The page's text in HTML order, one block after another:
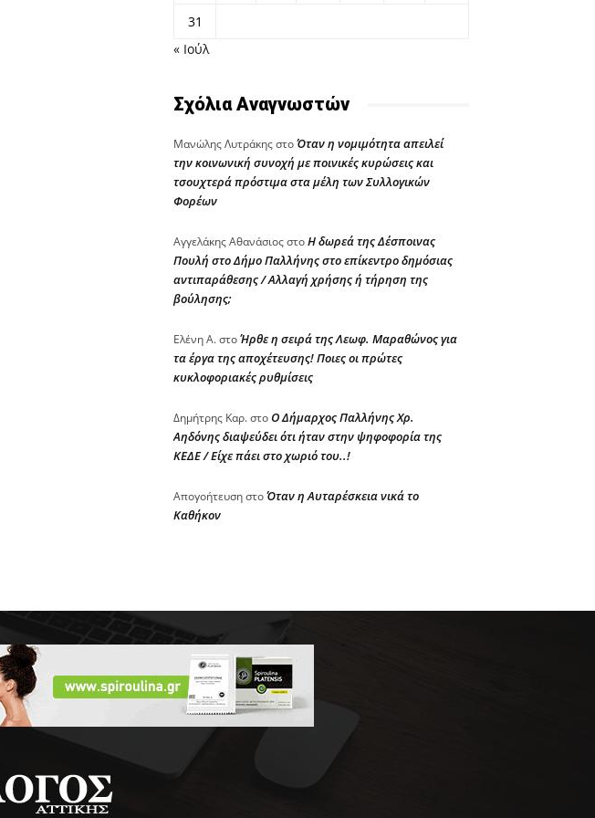
31
« Ιούλ
Σχόλια Αναγνωστών
Μανώλης ΛυτράκηςστοΌταν η νομιμότητα απειλεί
την κοινωνική συνοχή με ποινικές κυρώσεις και
τσουχτερά πρόστιμα στα μέλη των Συλλογικών
Φορέων
Αγγελάκης ΑθανάσιοςστοΗ δωρεά της Δέσποινας
Πουλή στο Δήμο Παλλήνης στο επίκεντρο δημόσιας
αντιπαράθεσης / Αλλαγή χρήσης ή τήρηση της
βούλησης;
Ελένη Α.στοΉρθε η σειρά της Λεωφ. Μαραθώνος για
τα έργα της αποχέτευσης! Ποιες οι πρώτες
κυκλοφοριακές ρυθμίσεις
Δημήτρης Καρ.στοΟ Δήμαρχος Παλλήνης Χρ.
Αηδόνης διαψεύδει ότι ήταν στην ψηφοφορία της
ΚΕΔΕ / Είχε πάει στο χωριό του..!
ΑπογοήτευσηστοΌταν η Αυταρέσκεια νικά το
Καθήκον